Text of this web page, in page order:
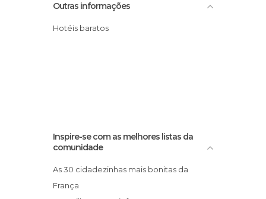
Banhos Turcos em França
Bares em França
Campos de Golf em França
Casinos em França
Castelos em França
Outras informações
Hotéis baratos
Inspire-se com as melhores listas da
comunidade
As 30 cidadezinhas mais bonitas da
França